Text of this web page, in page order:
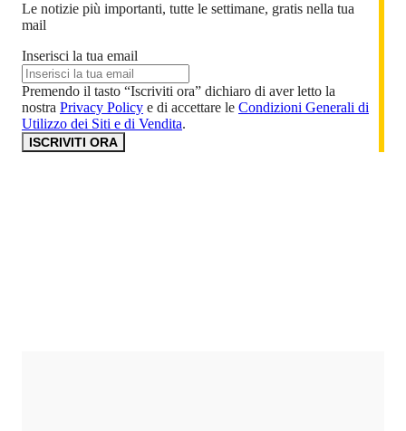
Le notizie più importanti, tutte le settimane, gratis nella tua
mail
Inserisci la tua email
Premendo il tasto “Iscriviti ora” dichiaro di aver letto la
nostra Privacy Policy e di accettare le Condizioni Generali di
Utilizzo dei Siti e di Vendita.
ISCRIVITI ORA